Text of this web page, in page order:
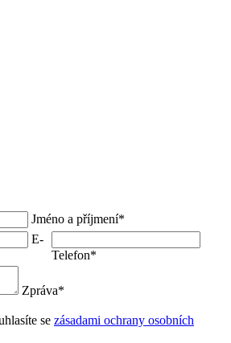
Jméno a příjmení*
E-
Telefon*
Zpráva*
se zásadami ochrany osobních